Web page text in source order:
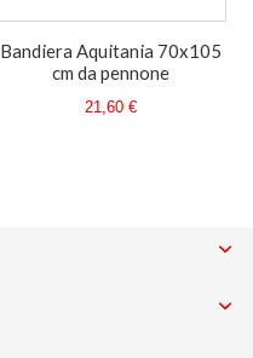
Bandiera Aquitania 70x105
cm da pennone
21,60 €